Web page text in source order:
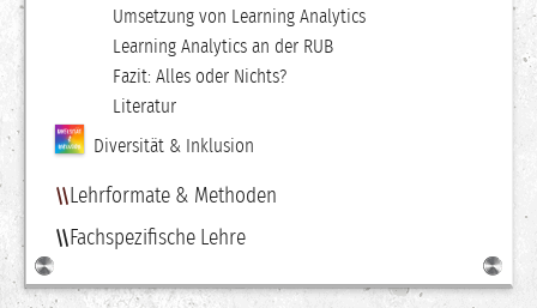
Umsetzung von Learning Analytics
Learning Analytics an der RUB
Fazit: Alles oder Nichts?
Literatur
Diversität & Inklusion
Lehrformate & Methoden
Fachspezifische Lehre